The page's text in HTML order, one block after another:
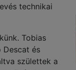
technikai
Tobias
és
születtek a